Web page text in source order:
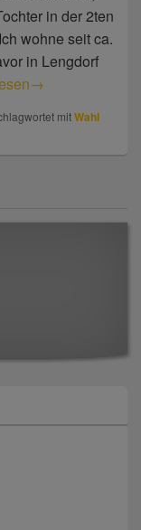
in der 2ten
wohne seit ca.
in Lengdorf
Holzner
→
mitWahl